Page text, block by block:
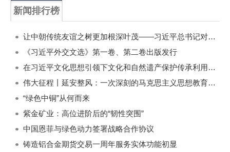
新闻排行榜
让中朝传统友谊之树更加根深叶茂——习近平总书记对朝鲜进行国事访问纪实
《习近平外交文选》第一卷、第二卷出版发行
在习近平文化思想引领下文化和自然遗产保护传承利用工作开创新局面
伟大征程丨延安整风：一次深刻的马克思主义思想教育运动
“绿色中铜”从何而来
紫金矿业：高位进阶后的“韧性突围”
中国恩菲与绿色动力签署战略合作协议
铸造铝合金期货交易一周年服务实体功能初显